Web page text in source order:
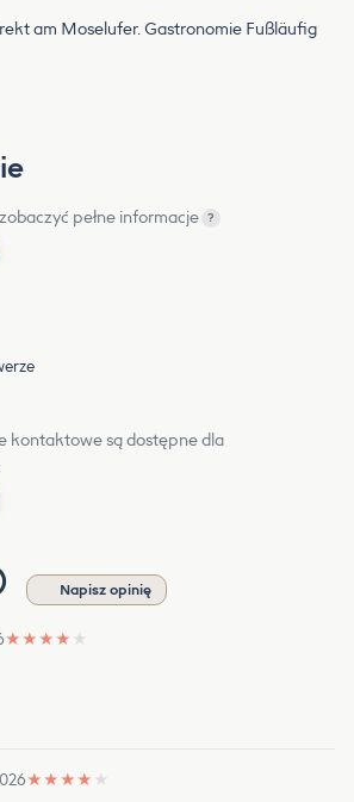
am Moselufer. Gastronomie Fußläufig
pełne informacje ?
kontaktowe są dostępne dla
Napisz opinię
★ ★ ★ ★ ★
★ ★ ★ ★ ★